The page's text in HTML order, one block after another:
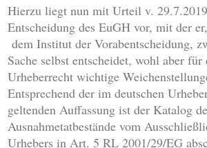
Hierzu liegt nun mit Urteil v.
Entscheidung des EuGH vor, mit der
dem Institut der Vorabentscheidung,
Sache selbst entscheidet, wohl aber für
Urheberrecht wichtige
Entsprechend der im deutschen
geltenden Auffassung ist der Katalog
Ausnahmetatbestände vom
Urhebers in Art. 5 RL 2001/29/EG